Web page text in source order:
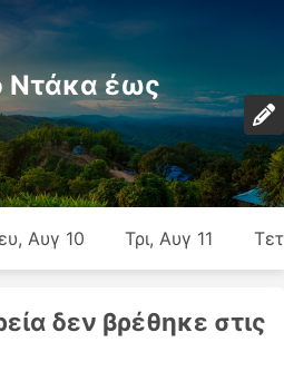
Ντάκα έως
Αυγ 10 Τρι, Αυγ 11
δεν βρέθηκε στις